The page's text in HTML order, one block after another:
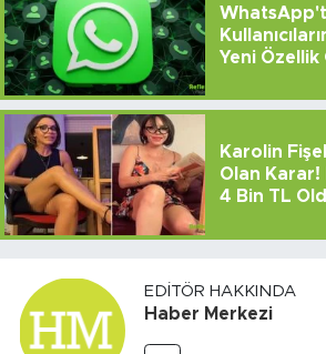
Yeni Özellik
Karolin
Olan
4 Bin TL
EDITÖR HAKKINDA
Haber Merkezi